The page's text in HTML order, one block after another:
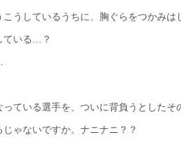
うしているうちに、胸ぐらをつかみは
ている…？
ている選手を、ついに背負うとしたそ
ゃないですか。ナニナニ？？